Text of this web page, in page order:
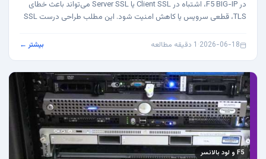
در F5 BIG-IP، اشتباه در Client SSL یا Server SSL می‌تواند باعث خطای
TLS، قطعی سرویس یا کاهش امنیت شود. این مطلب طراحی درست SSL
2026-06-18
· 1 دقیقه مطالعه بیشتر ←
F5 و لود بالانسر